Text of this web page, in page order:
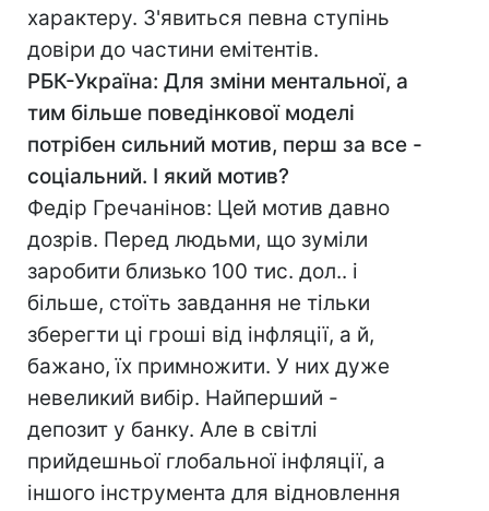
характеру. З'явиться певна ступінь
довіри до частини емітентів.
РБК-Україна: Для зміни ментальної, а
тим більше поведінкової моделі
потрібен сильний мотив, перш за все -
соціальний. І який мотив?
Федір Гречанінов: Цей мотив давно
дозрів. Перед людьми, що зуміли
заробити близько 100 тис. дол.. і
більше, стоїть завдання не тільки
зберегти ці гроші від інфляції, а й,
бажано, їх примножити. У них дуже
невеликий вибір. Найперший -
депозит у банку. Але в світлі
прийдешньої глобальної інфляції, а
іншого інструмента для відновлення